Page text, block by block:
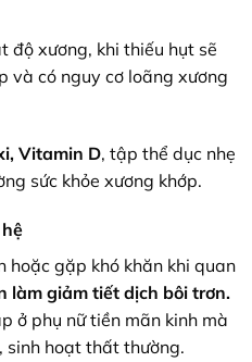
độ xương, khi thiếu hụt sẽ
và có nguy cơ loãng xương
Vitamin D, tập thể dục nhẹ
sức khỏe xương khớp.
hoặc gặp khó khăn khi quan
làm giảm tiết dịch bôi trơn.
ở phụ nữ tiền mãn kinh mà
sinh hoạt thất thường.